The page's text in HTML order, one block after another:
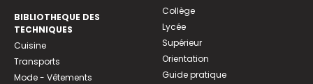
BIBLIOTHEQUE DES
TECHNIQUES
Cuisine
Transports
Mode - Vêtements
Collège
Lycée
Supérieur
Orientation
Guide pratique